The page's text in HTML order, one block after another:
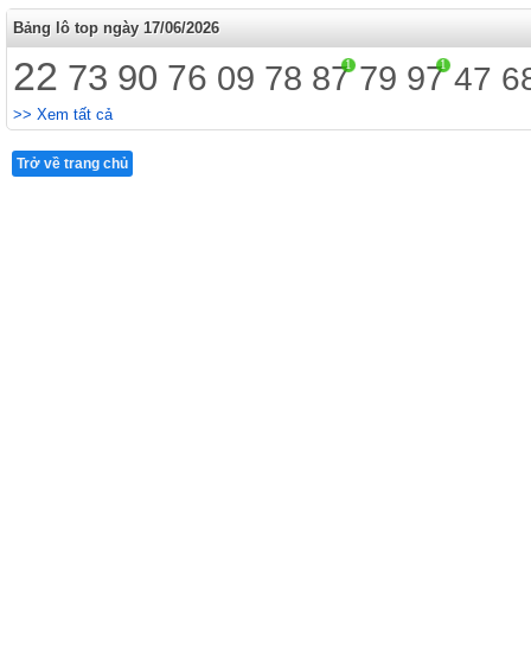
Bảng lô top ngày 17/06/2026
22 73 90 76 09 78 871 79 971 47
>> Xem tất cả
Trở về trang chủ